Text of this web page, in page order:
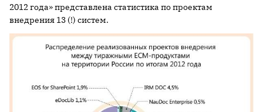
2012 года» представлена статистика по проектам
внедрения 13 (!) систем.